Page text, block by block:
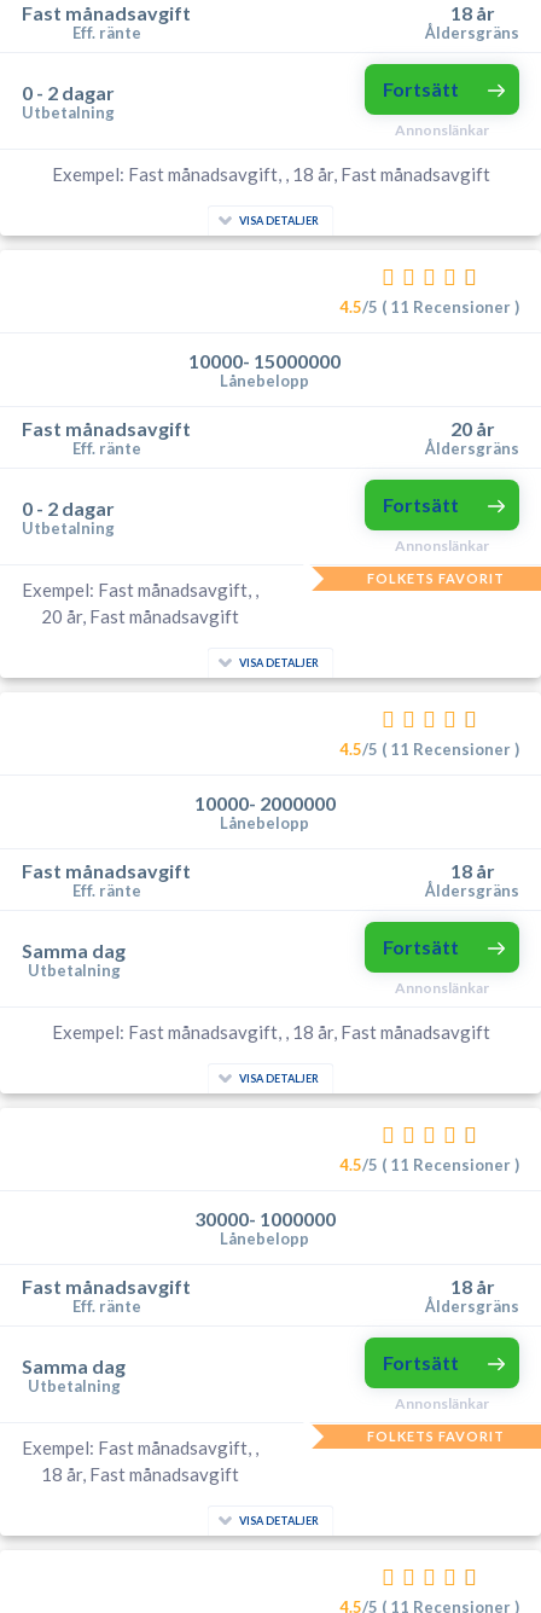
Fast månadsavgift
Eff. ränte
18 år
Åldersgräns
0 - 2 dagar
Utbetalning
Fortsätt
Annonslänkar
Exempel: Fast månadsavgift, , 18 år, Fast månadsavgift
VISA DETALJER
4.5/5 ( 11 Recensioner )
10000- 15000000
Lånebelopp
Fast månadsavgift
Eff. ränte
20 år
Åldersgräns
0 - 2 dagar
Utbetalning
Fortsätt
Annonslänkar
FOLKETS FAVORIT
Exempel: Fast månadsavgift, ,
20 år, Fast månadsavgift
VISA DETALJER
4.5/5 ( 11 Recensioner )
10000- 2000000
Lånebelopp
Fast månadsavgift
Eff. ränte
18 år
Åldersgräns
Samma dag
Utbetalning
Fortsätt
Annonslänkar
Exempel: Fast månadsavgift, , 18 år, Fast månadsavgift
VISA DETALJER
4.5/5 ( 11 Recensioner )
30000- 1000000
Lånebelopp
Fast månadsavgift
Eff. ränte
18 år
Åldersgräns
Samma dag
Utbetalning
Fortsätt
Annonslänkar
FOLKETS FAVORIT
Exempel: Fast månadsavgift, ,
18 år, Fast månadsavgift
VISA DETALJER
4.5/5 ( 11 Recensioner )